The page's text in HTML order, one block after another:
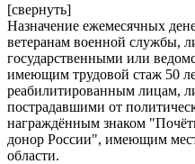
[свернуть]
Назначение ежемесячных
ветеранам военной службы,
государственными или
имеющим трудовой стаж 50
реабилитированным лицам,
пострадавшими от
награждённым знаком
донор России", имеющим
области.